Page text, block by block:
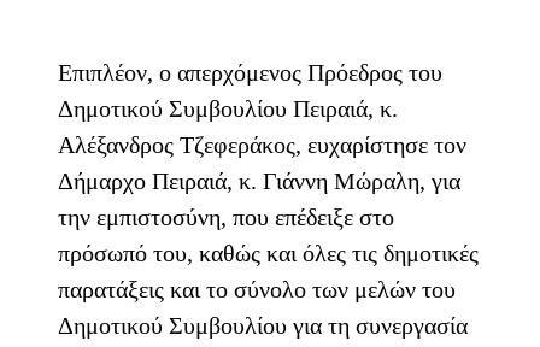
Επιπλέον, ο απερχόμενος Πρόεδρος του
Δημοτικού Συμβουλίου Πειραιά, κ.
Αλέξανδρος Τζεφεράκος, ευχαρίστησε τον
Δήμαρχο Πειραιά, κ. Γιάννη Μώραλη, για
την εμπιστοσύνη, που επέδειξε στο
πρόσωπό του, καθώς και όλες τις δημοτικές
παρατάξεις και το σύνολο των μελών του
Δημοτικού Συμβουλίου για τη συνεργασία